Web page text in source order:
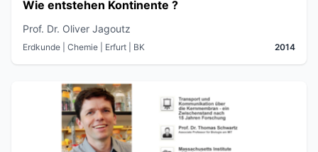
Wie entstehen Kontinente ?
Prof. Dr. Oliver Jagoutz
Erdkunde | Chemie | Erfurt | BK 2014